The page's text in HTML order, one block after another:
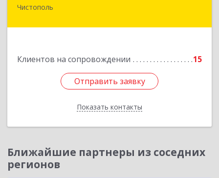
Чистополь
Клиентов на сопровождении 15
Отправить заявку
Показать контакты
422980, Татарстан Респ, Чистопольский р-н,
Отправить заявку
Назад
Ближайшие партнеры из соседних
регионов